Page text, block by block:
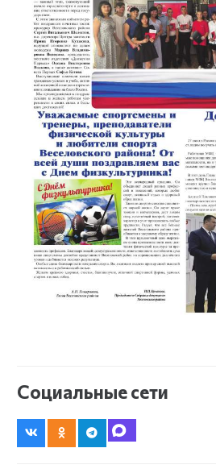
Социальные сети